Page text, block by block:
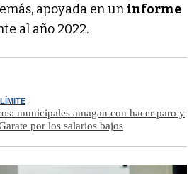
apoyada en un informe
al año 2022.
municipales amagan con hacer paro y
por los salarios bajos